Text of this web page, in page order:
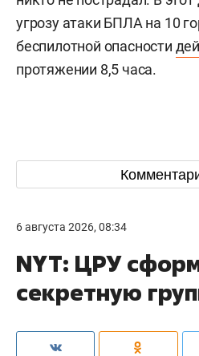
угрозу атаки БПЛА на 10
беспилотной опасности
протяжении 8,5 часа.
6 августа 2026, 08:34
NYT: ЦРУ
секретную